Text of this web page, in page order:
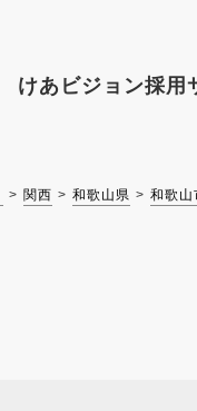
けあビジョン採用
関西 和歌山県 和歌山